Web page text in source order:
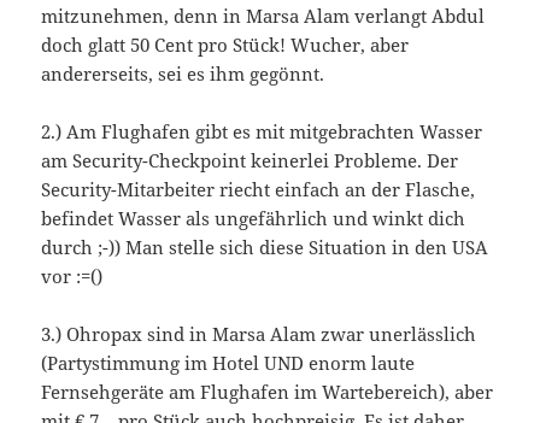
mitzunehmen, denn in Marsa Alam verlangt Abdul
doch glatt 50 Cent pro Stück! Wucher, aber
andererseits, sei es ihm gegönnt.
2.) Am Flughafen gibt es mit mitgebrachten Wasser
am Security-Checkpoint keinerlei Probleme. Der
Security-Mitarbeiter riecht einfach an der Flasche,
befindet Wasser als ungefährlich und winkt dich
durch ;-)) Man stelle sich diese Situation in den USA
vor :=()
3.) Ohropax sind in Marsa Alam zwar unerlässlich
(Partystimmung im Hotel UND enorm laute
Fernsehgeräte am Flughafen im Wartebereich), aber